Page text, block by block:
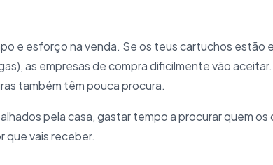
e esforço na venda. Se os teus cartuchos estão
as empresas de compra dificilmente vão
também têm pouca procura.
pela casa, gastar tempo a procurar quem os
que vais receber.